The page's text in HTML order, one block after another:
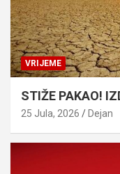
VRIJEME
STIŽE PAKAO!
25 Jula, 2026 Dejan